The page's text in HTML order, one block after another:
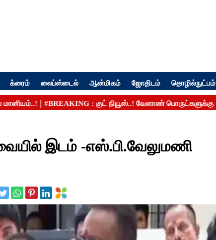
க்ரைம் லைப்ஸ்டைல் ஆன்மிகம் ஜோதிடம் தொழில்நுட்பம்
இடம் -எஸ்.பி.வேலுமணி